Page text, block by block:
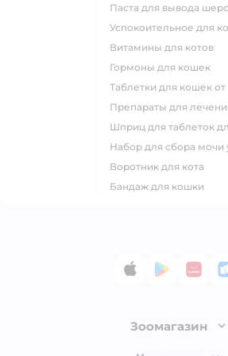
паста для вывода
успокоительное для
витамины для котов
гормоны для кошек
таблетки для кошек от
препараты для
шприц для таблеток
набор для сбора
воротник для кота
бандаж для кошки
App Store
Google
Зоомагазин